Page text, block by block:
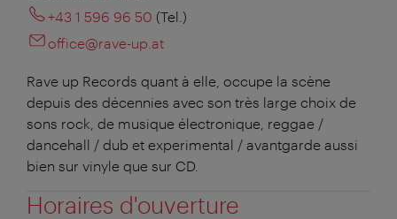
+43 1 596 96 50 (Tel.)
office@rave-up.at
Rave up Records quant à elle, occupe la scène
depuis des décennies avec son très large choix de
sons rock, de musique électronique, reggae /
dancehall / dub et experimental / avantgarde aussi
bien sur vinyle que sur CD.
Horaires d'ouverture